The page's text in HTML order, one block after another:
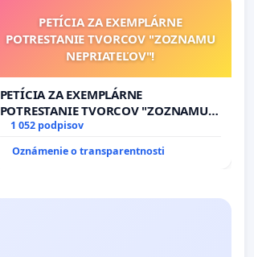
PETÍCIA ZA EXEMPLÁRNE
POTRESTANIE TVORCOV "ZOZNAMU
NEPRIATEĽOV"!
PETÍCIA ZA EXEMPLÁRNE
POTRESTANIE TVORCOV "ZOZNAMU
NEPRIATEĽOV"!
1 052 podpisov
Oznámenie o transparentnosti